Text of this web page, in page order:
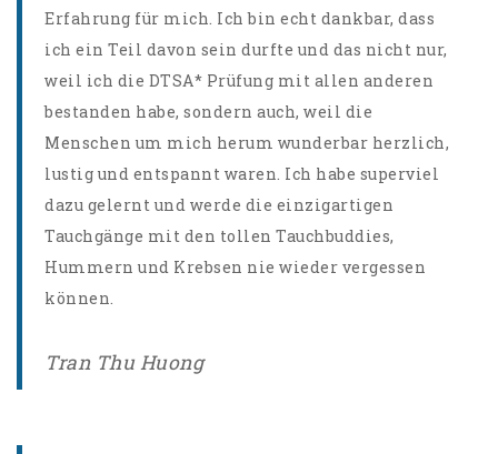
Erfahrung für mich. Ich bin echt dankbar, dass
ich ein Teil davon sein durfte und das nicht nur,
weil ich die DTSA* Prüfung mit allen anderen
bestanden habe, sondern auch, weil die
Menschen um mich herum wunderbar herzlich,
lustig und entspannt waren. Ich habe superviel
dazu gelernt und werde die einzigartigen
Tauchgänge mit den tollen Tauchbuddies,
Hummern und Krebsen nie wieder vergessen
können.
Tran Thu Huong